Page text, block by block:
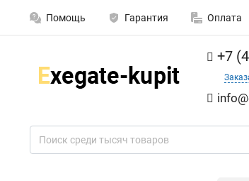
Помощь Гарантия Оплата
+7